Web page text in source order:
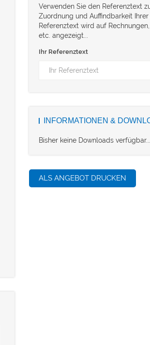
Verwenden Sie den Referenztext
Zuordnung und Auffindbarkeit
Referenztext wird auf
etc. angezeigt...
Ihr Referenztext
INFORMATIONEN &
Bisher keine Downloads verfügbar...
ALS ANGEBOT DRUCKEN